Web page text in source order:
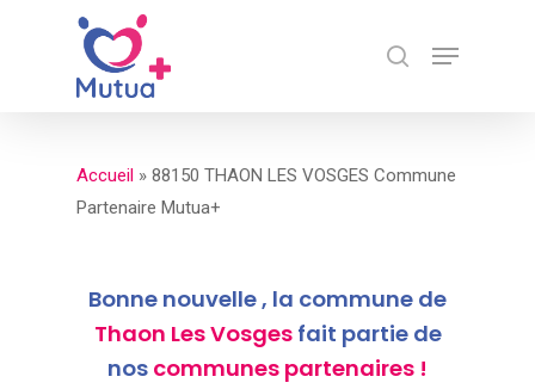
search
Menu
Accueil » 88150 THAON LES VOSGES Commune
Partenaire Mutua+
Bonne nouvelle , la commune de
Thaon Les Vosgesfait partie de
nos communes partenaires !